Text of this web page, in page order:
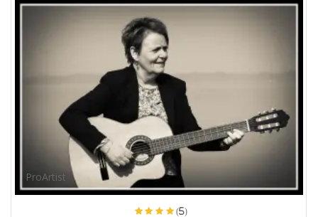
ProArtist
(5)